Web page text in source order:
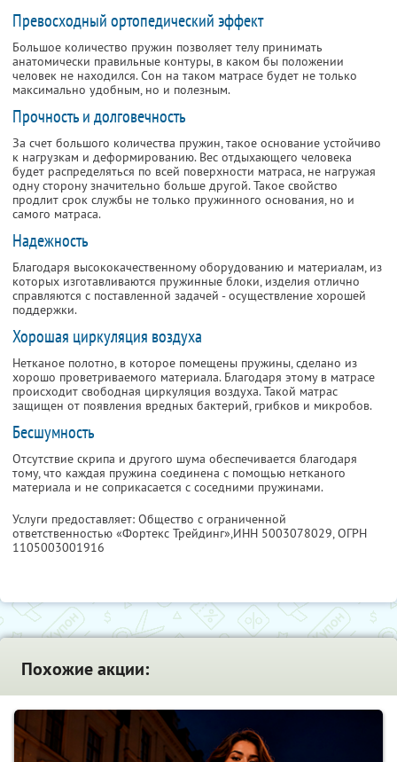
Превосходный ортопедический эффект
Большое количество пружин позволяет телу принимать
анатомически правильные контуры, в каком бы положении
человек не находился. Сон на таком матрасе будет не только
максимально удобным, но и полезным.
Прочность и долговечность
За счет большого количества пружин, такое основание устойчиво
к нагрузкам и деформированию. Вес отдыхающего человека
будет распределяться по всей поверхности матраса, не нагружая
одну сторону значительно больше другой. Такое свойство
продлит срок службы не только пружинного основания, но и
самого матраса.
Надежность
Благодаря высококачественному оборудованию и материалам, из
которых изготавливаются пружинные блоки, изделия отлично
справляются с поставленной задачей - осуществление хорошей
поддержки.
Хорошая циркуляция воздуха
Нетканое полотно, в которое помещены пружины, сделано из
хорошо проветриваемого материала. Благодаря этому в матрасе
происходит свободная циркуляция воздуха. Такой матрас
защищен от появления вредных бактерий, грибков и микробов.
Бесшумность
Отсутствие скрипа и другого шума обеспечивается благодаря
тому, что каждая пружина соединена с помощью нетканого
материала и не соприкасается с соседними пружинами.
Услуги предоставляет: Общество с ограниченной
ответственностью «Фортекс Трейдинг»,ИНН 5003078029, ОГРН
1105003001916
Похожие акции: